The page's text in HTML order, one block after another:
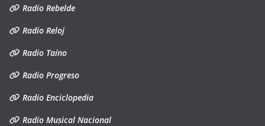
Radio Rebelde
Radio Reloj
Radio Taíno
Radio Progreso
Radio Enciclopedia
Radio Musical Nacional